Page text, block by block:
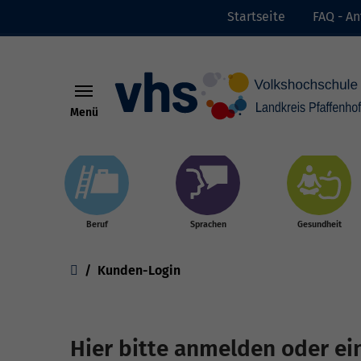
Startseite FAQ -
Menü
Beruf Sprachen Gesundheit
Kunden-Login
Hier bitte anmelden oder